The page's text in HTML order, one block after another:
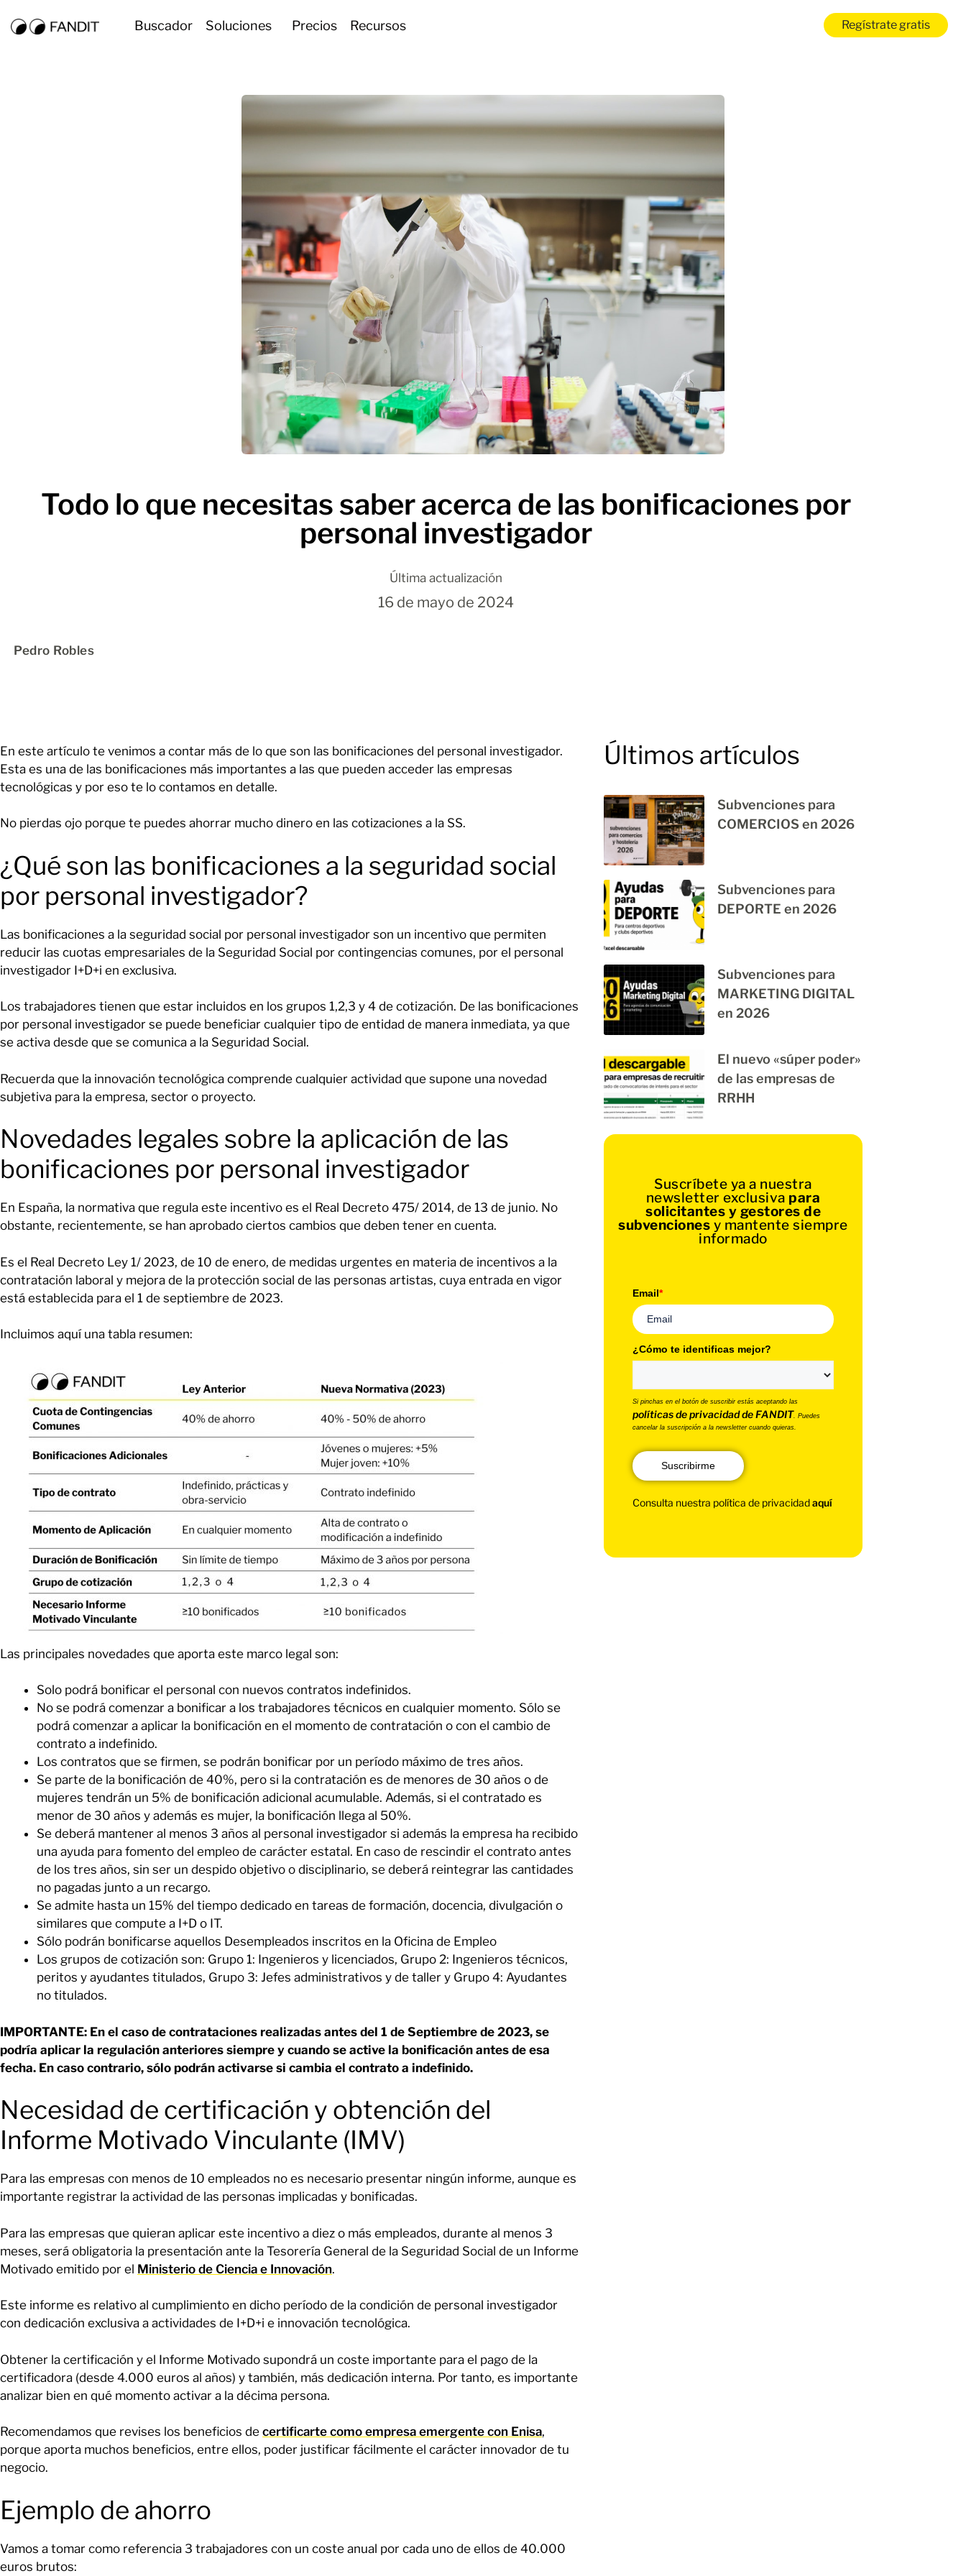
Buscador Soluciones Precios Recursos Regístrate gratis
Todo lo que necesitas saber acerca de las bonificaciones por
personal investigador
Última actualización
16 de mayo de 2024
Pedro Robles
En este artículo te venimos a contar más de lo que son las bonificaciones del personal investigador.
Esta es una de las bonificaciones más importantes a las que pueden acceder las empresas
tecnológicas y por eso te lo contamos en detalle.
No pierdas ojo porque te puedes ahorrar mucho dinero en las cotizaciones a la SS.
¿Qué son las bonificaciones a la seguridad social
por personal investigador?
Las bonificaciones a la seguridad social por personal investigador son un incentivo que permiten
reducir las cuotas empresariales de la Seguridad Social por contingencias comunes, por el personal
investigador I+D+i en exclusiva.
Los trabajadores tienen que estar incluidos en los grupos 1,2,3 y 4 de cotización. De las bonificaciones
por personal investigador se puede beneficiar cualquier tipo de entidad de manera inmediata, ya que
se activa desde que se comunica a la Seguridad Social.
Recuerda que la innovación tecnológica comprende cualquier actividad que supone una novedad
subjetiva para la empresa, sector o proyecto.
Novedades legales sobre la aplicación de las
bonificaciones por personal investigador
En España, la normativa que regula este incentivo es el Real Decreto 475/ 2014, de 13 de junio. No
obstante, recientemente, se han aprobado ciertos cambios que deben tener en cuenta.
Es el Real Decreto Ley 1/ 2023, de 10 de enero, de medidas urgentes en materia de incentivos a la
contratación laboral y mejora de la protección social de las personas artistas, cuya entrada en vigor
está establecida para el 1 de septiembre de 2023.
Incluimos aquí una tabla resumen:
Las principales novedades que aporta este marco legal son:
Solo podrá bonificar el personal con nuevos contratos indefinidos.
No se podrá comenzar a bonificar a los trabajadores técnicos en cualquier momento. Sólo se
podrá comenzar a aplicar la bonificación en el momento de contratación o con el cambio de
contrato a indefinido.
Los contratos que se firmen, se podrán bonificar por un período máximo de tres años.
Se parte de la bonificación de 40%, pero si la contratación es de menores de 30 años o de
mujeres tendrán un 5% de bonificación adicional acumulable. Además, si el contratado es
menor de 30 años y además es mujer, la bonificación llega al 50%.
Se deberá mantener al menos 3 años al personal investigador si además la empresa ha recibido
una ayuda para fomento del empleo de carácter estatal. En caso de rescindir el contrato antes
de los tres años, sin ser un despido objetivo o disciplinario, se deberá reintegrar las cantidades
no pagadas junto a un recargo.
Se admite hasta un 15% del tiempo dedicado en tareas de formación, docencia, divulgación o
similares que compute a I+D o IT.
Sólo podrán bonificarse aquellos Desempleados inscritos en la Oficina de Empleo
Los grupos de cotización son: Grupo 1: Ingenieros y licenciados, Grupo 2: Ingenieros técnicos,
peritos y ayudantes titulados, Grupo 3: Jefes administrativos y de taller y Grupo 4: Ayudantes
no titulados.
IMPORTANTE: En el caso de contrataciones realizadas antes del 1 de Septiembre de 2023, se
podría aplicar la regulación anteriores siempre y cuando se active la bonificación antes de esa
fecha. En caso contrario, sólo podrán activarse si cambia el contrato a indefinido.
Necesidad de certificación y obtención del
Informe Motivado Vinculante (IMV)
Para las empresas con menos de 10 empleados no es necesario presentar ningún informe, aunque es
importante registrar la actividad de las personas implicadas y bonificadas.
Para las empresas que quieran aplicar este incentivo a diez o más empleados, durante al menos 3
meses, será obligatoria la presentación ante la Tesorería General de la Seguridad Social de un Informe
Motivado emitido por el Ministerio de Ciencia e Innovación.
Este informe es relativo al cumplimiento en dicho período de la condición de personal investigador
con dedicación exclusiva a actividades de I+D+i e innovación tecnológica.
Obtener la certificación y el Informe Motivado supondrá un coste importante para el pago de la
certificadora (desde 4.000 euros al años) y también, más dedicación interna. Por tanto, es importante
analizar bien en qué momento activar a la décima persona.
Recomendamos que revises los beneficios de certificarte como empresa emergente con Enisa,
porque aporta muchos beneficios, entre ellos, poder justificar fácilmente el carácter innovador de tu
negocio.
Ejemplo de ahorro
Vamos a tomar como referencia 3 trabajadores con un coste anual por cada uno de ellos de 40.000
euros brutos:
Últimos artículos
Subvenciones para
COMERCIOS en 2026
Subvenciones para
DEPORTE en 2026
Subvenciones para
MARKETING DIGITAL
en 2026
El nuevo «súper poder»
de las empresas de
RRHH
Suscríbete ya a nuestra
newsletter exclusiva para
solicitantes y gestores de
subvenciones y mantente siempre
informado
Email*
¿Cómo te identificas mejor?
Si pinchas en el botón de suscribir estás aceptando las
políticas de privacidad de FANDIT . Puedes
cancelar la suscripción a la newsletter cuando quieras.
Suscribirme
Consulta nuestra política de privacidadaquí